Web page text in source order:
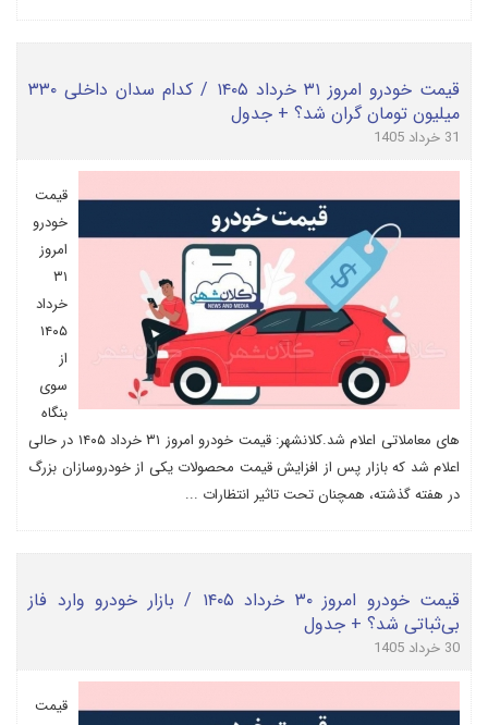
قیمت خودرو امروز ۳۱ خرداد ۱۴۰۵ / کدام سدان داخلی ۳۳۰
میلیون تومان گران شد؟ + جدول
31 خرداد 1405
قیمت
خودرو
امروز
۳۱
خرداد
۱۴۰۵
از
سوی
بنگاه
های معاملاتی اعلام شد.کلانشهر: قیمت خودرو امروز ۳۱ خرداد ۱۴۰۵ در حالی
اعلام شد که بازار پس از افزایش قیمت محصولات یکی از خودروسازان بزرگ
در هفته گذشته، همچنان تحت تاثیر انتظارات ...
قیمت خودرو امروز ۳۰ خرداد ۱۴۰۵ / بازار خودرو وارد فاز
بی‌ثباتی شد؟ + جدول
30 خرداد 1405
قیمت